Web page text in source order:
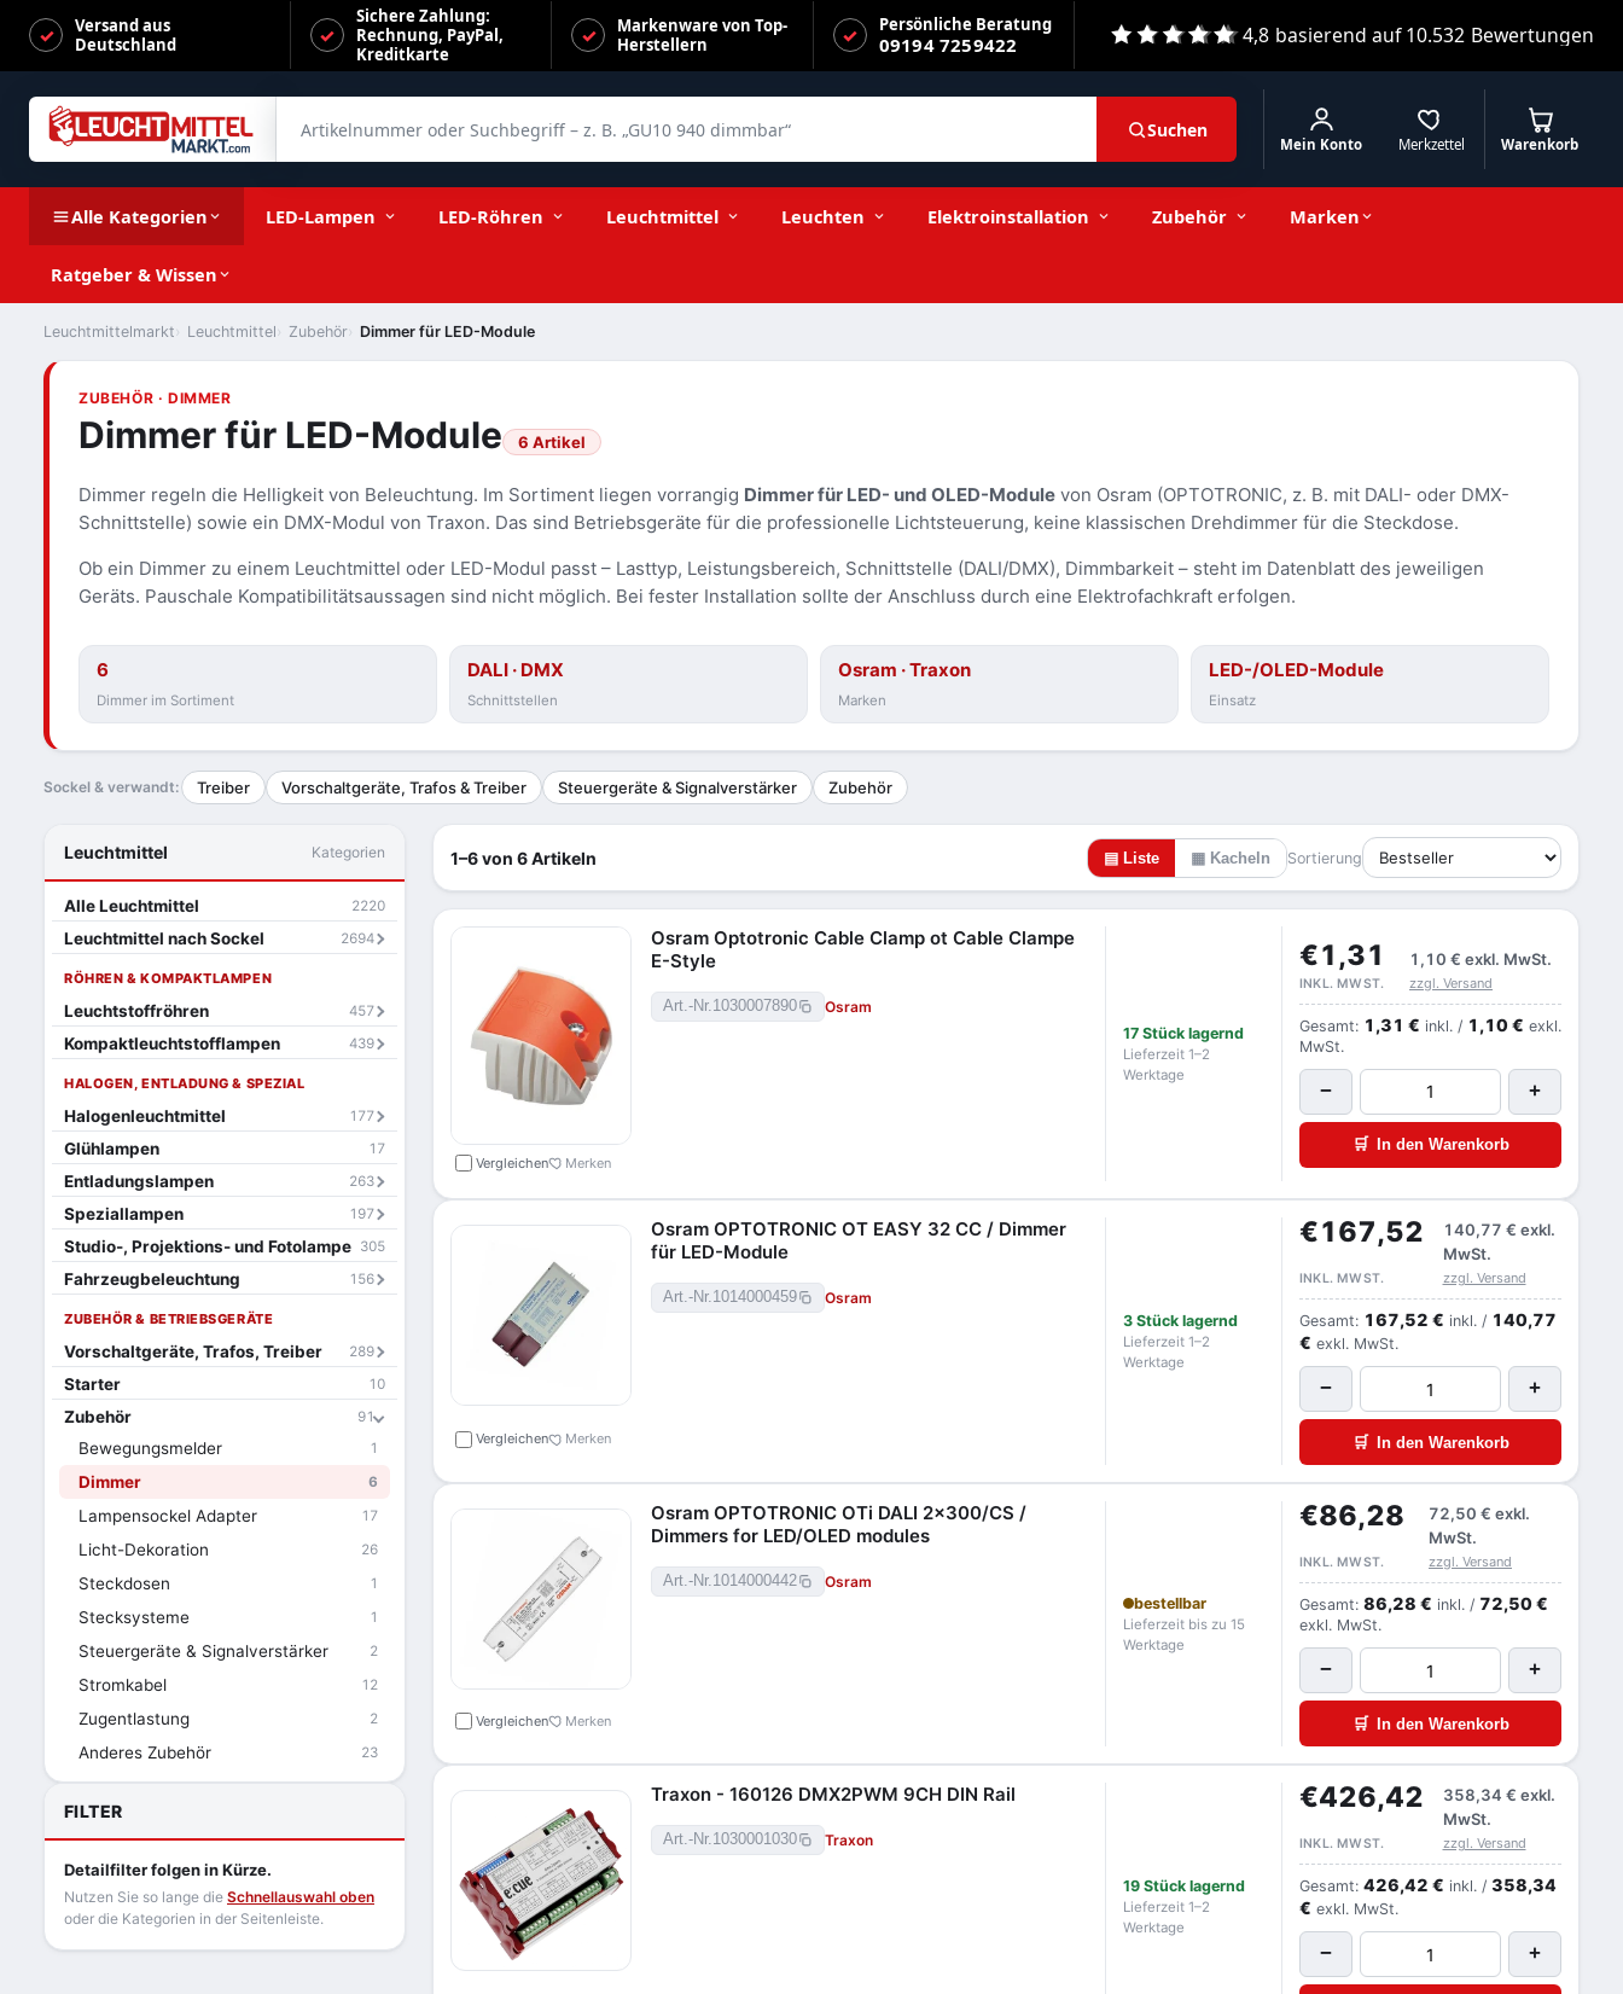
Versand aus
Deutschland
Sichere Zahlung:
Rechnung, PayPal,
Kreditkarte
Markenware von Top-
Herstellern
Persönliche Beratung
09194 7259422 4,8 basierend auf10.532 Bewertungen
Suchen
Merkzettel
Mein Konto Warenkorb
Alle Kategorien LED-Lampen LED-Röhren Leuchtmittel Leuchten Elektroinstallation Zubehör Marken
Ratgeber & Wissen
Leuchtmittelmarkt Leuchtmittel Zubehör Dimmer für LED-Module
ZUBEHÖR · DIMMER
Dimmer für LED-Module 6 Artikel
Dimmer regeln die Helligkeit von Beleuchtung. Im Sortiment liegen vorrangig Dimmer für LED- und OLED-Module von Osram (OPTOTRONIC, z. B. mit DALI- oder DMX-
Schnittstelle) sowie ein DMX-Modul von Traxon. Das sind Betriebsgeräte für die professionelle Lichtsteuerung, keine klassischen Drehdimmer für die Steckdose.
Ob ein Dimmer zu einem Leuchtmittel oder LED-Modul passt – Lasttyp, Leistungsbereich, Schnittstelle (DALI/DMX), Dimmbarkeit – steht im Datenblatt des jeweiligen
Geräts. Pauschale Kompatibilitätsaussagen sind nicht möglich. Bei fester Installation sollte der Anschluss durch eine Elektrofachkraft erfolgen.
6
Dimmer im Sortiment
DALI · DMX
Schnittstellen
Osram · Traxon
Marken
LED-/OLED-Module
Einsatz
Sockel & verwandt: Treiber Vorschaltgeräte, Trafos & Treiber Steuergeräte & Signalverstärker Zubehör
Leuchtmittel Kategorien
Alle Leuchtmittel 2220
Leuchtmittel nach Sockel 2694
RÖHREN & KOMPAKTLAMPEN
Leuchtstoffröhren 457
Kompaktleuchtstofflampen 439
HALOGEN, ENTLADUNG & SPEZIAL
Halogenleuchtmittel 177
Glühlampen 17
Entladungslampen 263
Speziallampen 197
Studio-, Projektions- und Fotolampe 305
Fahrzeugbeleuchtung 156
ZUBEHÖR & BETRIEBSGERÄTE
Vorschaltgeräte, Trafos, Treiber 289
Starter 10
Zubehör 91
Bewegungsmelder 1
Dimmer 6
Lampensockel Adapter 17
Licht-Dekoration 26
Steckdosen 1
Stecksysteme 1
Steuergeräte & Signalverstärker 2
Stromkabel 12
Zugentlastung 2
Anderes Zubehör 23
FILTER
Detailfilter folgen in Kürze.
Nutzen Sie so lange die Schnellauswahl oben
oder die Kategorien in der Seitenleiste.
1–6 von 6 Artikeln ▤ Liste ▦ Kacheln Sortierung
Vergleichen Merken
Osram Optotronic Cable Clamp ot Cable Clampe
E-Style
Art.-Nr.1030007890
Osram
17 Stück lagernd
Lieferzeit 1–2
Werktage
€1,31 1,10 € exkl. MwSt.
INKL. MWST. zzgl. Versand
Gesamt: 1,31 € inkl. / 1,10 € exkl.
MwSt.
− +
🛒 In den Warenkorb
Vergleichen Merken
Osram OPTOTRONIC OT EASY 32 CC / Dimmer
für LED-Module
Art.-Nr.1014000459
Osram
3 Stück lagernd
Lieferzeit 1–2
Werktage
€167,52 140,77 € exkl.
MwSt.
INKL. MWST. zzgl. Versand
Gesamt: 167,52 € inkl. / 140,77
€ exkl. MwSt.
− +
🛒 In den Warenkorb
Vergleichen Merken
Osram OPTOTRONIC OTi DALI 2x300/CS /
Dimmers for LED/OLED modules
Art.-Nr.1014000442
Osram
bestellbar
Lieferzeit bis zu 15
Werktage
€86,28 72,50 € exkl.
MwSt.
INKL. MWST. zzgl. Versand
Gesamt: 86,28 € inkl. / 72,50 €
exkl. MwSt.
− +
🛒 In den Warenkorb
Traxon - 160126 DMX2PWM 9CH DIN Rail
Art.-Nr.1030001030 Traxon
19 Stück lagernd
Lieferzeit 1–2
Werktage
€426,42 358,34 € exkl.
MwSt.
INKL. MWST. zzgl. Versand
Gesamt: 426,42 € inkl. / 358,34
€ exkl. MwSt.
− +